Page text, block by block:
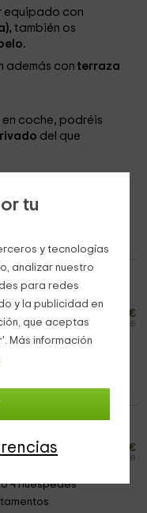
tu
y tecnologías
analizar nuestro
para redes
y la publicidad en
que aceptas
Más información
equipado con
también os
además conterraza
en coche, podréis
del que
€
persona y noche
€
persona y noche
4 huéspedes